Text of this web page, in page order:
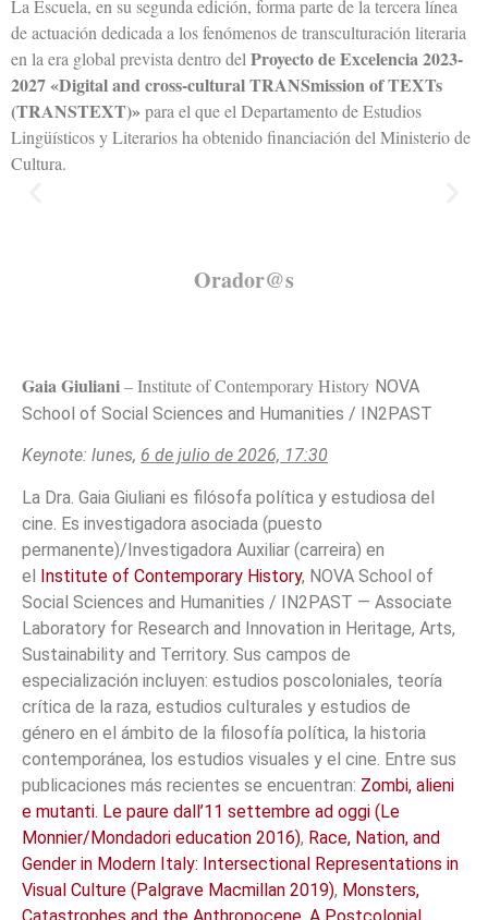
La Escuela, en su segunda edición, forma parte de la tercera línea
de actuación dedicada a los fenómenos de transculturación literaria
en la era global prevista dentro delProyecto de Excelencia 2023-
2027 «Digital and cross-cultural TRANSmission of TEXTs
(TRANSTEXT)»para el que el Departamento de Estudios
Lingüísticos y Literarios ha obtenido financiación del Ministerio de
Cultura.
Orador@s
Gaia Giuliani– Institute of Contemporary History NOVA
School of Social Sciences and Humanities / IN2PAST
Keynote: lunes, 6 de julio de 2026, 17:30
La Dra. Gaia Giuliani es filósofa política y estudiosa del
cine. Es investigadora asociada (puesto
permanente)/Investigadora Auxiliar (carreira) en
el Institute of Contemporary History, NOVA School of
Social Sciences and Humanities / IN2PAST — Associate
Laboratory for Research and Innovation in Heritage, Arts,
Sustainability and Territory. Sus campos de
especialización incluyen: estudios poscoloniales, teoría
crítica de la raza, estudios culturales y estudios de
género en el ámbito de la filosofía política, la historia
contemporánea, los estudios visuales y el cine. Entre sus
publicaciones más recientes se encuentran: Zombi, alieni
e mutanti. Le paure dall’11 settembre ad oggi (Le
Monnier/Mondadori education 2016), Race, Nation, and
Gender in Modern Italy: Intersectional Representations in
Visual Culture (Palgrave Macmillan 2019), Monsters,
Catastrophes and the Anthropocene. A Postcolonial